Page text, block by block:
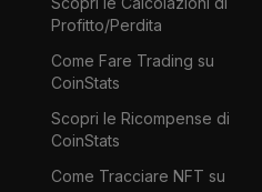
Profitto/Perdita
Come Fare Trading su
CoinStats
Scopri le Ricompense di
CoinStats
Come Tracciare NFT su